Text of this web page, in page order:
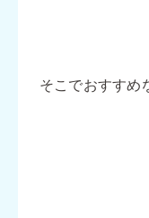
そこでおすすめ